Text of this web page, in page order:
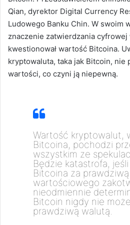
Qian, dyrektor Digital Currency
Ludowego Banku Chin. W swoim
znaczenie zatwierdzania
kwestionował wartość Bitcoina.
kryptowaluta, taka jak Bitcoin, nie
wartości, co czyni ją niepewną.
Wartość kryptowalut,
Bitcoina, pochodzi
wszystkim ze
Będzie katastrofa,
Bitcoina za
wartościowego
nieodmiennie
Bitcoin nigdy nie
prawdziwą walutą.